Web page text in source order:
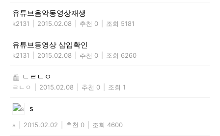
유튜브음악동영상재생
k2131 2015.02.08 추천 0 조회 5181
유튜브동영상 삽입확인
k2131 2015.02.08 추천 0 조회 6260
ㄴㄹㄴㅇ
ㄹㄴㅇ 2015.02.08 추천 0 조회 1
s
s 2015.02.02 추천 0 조회 4600